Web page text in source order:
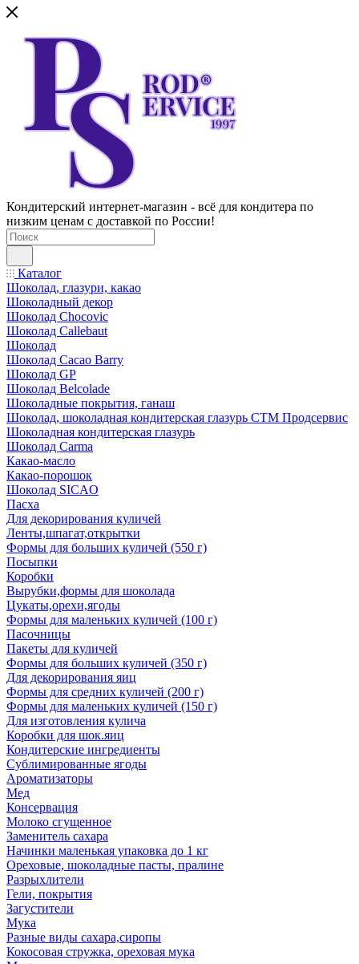
Кондитерский интернет-магазин - всё для кондитера по
низким ценам с доставкой по России!
Каталог
Шоколад, глазури, какао
Шоколадный декор
Шоколад Chocovic
Шоколад Callebaut
Шоколад
Шоколад Cacao Barry
Шоколад GP
Шоколад Belcolade
Шоколадные покрытия, ганаш
Шоколад, шоколадная кондитерская глазурь СТМ Продсервис
Шоколадная кондитерская глазурь
Шоколад Carma
Какао-масло
Какао-порошок
Шоколад SICAO
Пасха
Для декорирования куличей
Ленты,шпагат,открытки
Формы для больших куличей (550 г)
Посыпки
Коробки
Вырубки,формы для шоколада
Цукаты,орехи,ягоды
Формы для маленьких куличей (100 г)
Пасочницы
Пакеты для куличей
Формы для больших куличей (350 г)
Для декорирования яиц
Формы для средних куличей (200 г)
Формы для маленьких куличей (150 г)
Для изготовления кулича
Коробки для шок.яиц
Кондитерские ингредиенты
Сублимированные ягоды
Ароматизаторы
Мед
Консервация
Молоко сгущенное
Заменитель сахара
Начинки маленькая упаковка до 1 кг
Ореховые, шоколадные пасты, пралине
Разрыхлители
Гели, покрытия
Загустители
Мука
Разные виды сахара,сиропы
Кокосовая стружка, ореховая мука